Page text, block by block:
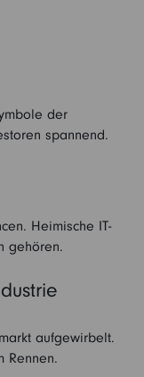
der
spannend.
Heimische IT-
gehören.
aufgewirbelt.
Rennen.